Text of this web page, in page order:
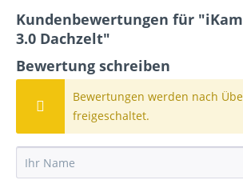
Kundenbewertungen für
3.0 Dachzelt"
Bewertung schreiben
Bewertungen werden nach
freigeschaltet.